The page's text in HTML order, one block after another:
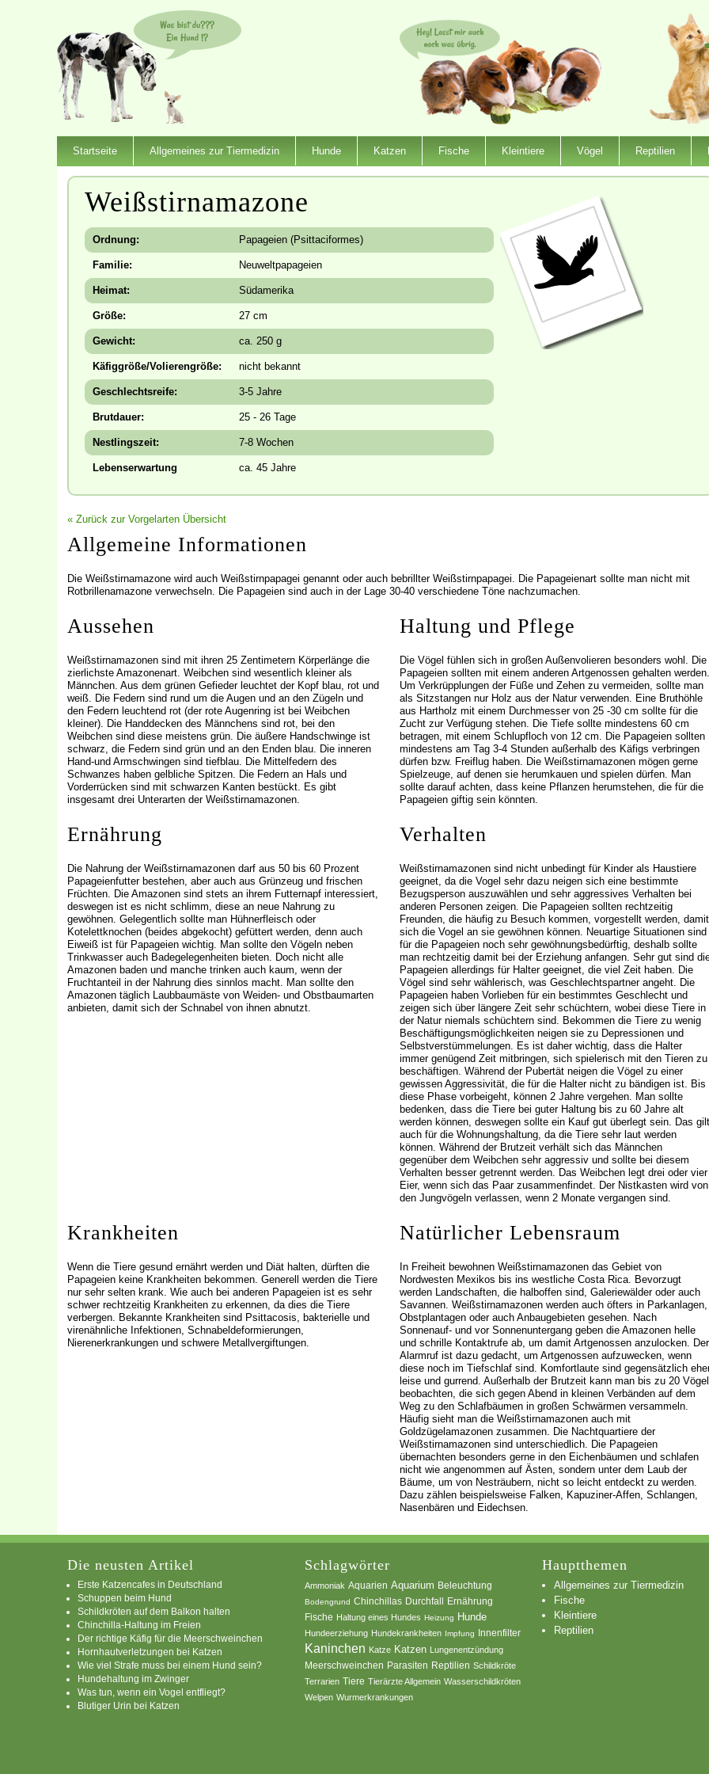
Startseite Allgemeines zur Tiermedizin Hunde Katzen Fische Kleintiere Vögel Reptilien
Weißstirnamazone
Ordnung: Papageien (Psittaciformes)
Familie: Neuweltpapageien
Heimat: Südamerika
Größe: 27 cm
Gewicht: ca. 250 g
Käfiggröße/Volierengröße: nicht bekannt
Geschlechtsreife: 3-5 Jahre
Brutdauer: 25 - 26 Tage
Nestlingszeit: 7-8 Wochen
Lebenserwartung ca. 45 Jahre
« Zurück zur Vorgelarten Übersicht
Allgemeine Informationen
Die Weißstirnamazone wird auch Weißstirnpapagei genannt oder auch bebrillter Weißstirnpapagei. Die Papageienart sollte man nicht mit
Rotbrillenamazone verwechseln. Die Papageien sind auch in der Lage 30-40 verschiedene Töne nachzumachen.
Aussehen
Weißstirnamazonen sind mit ihren 25 Zentimetern Körperlänge die
zierlichste Amazonenart. Weibchen sind wesentlich kleiner als
Männchen. Aus dem grünen Gefieder leuchtet der Kopf blau, rot und
weiß. Die Federn sind rund um die Augen und an den Zügeln und
den Federn leuchtend rot (der rote Augenring ist bei Weibchen
kleiner). Die Handdecken des Männchens sind rot, bei den
Weibchen sind diese meistens grün. Die äußere Handschwinge ist
schwarz, die Federn sind grün und an den Enden blau. Die inneren
Hand-und Armschwingen sind tiefblau. Die Mittelfedern des
Schwanzes haben gelbliche Spitzen. Die Federn an Hals und
Vorderrücken sind mit schwarzen Kanten bestückt. Es gibt
insgesamt drei Unterarten der Weißstirnamazonen.
Haltung und Pflege
Die Vögel fühlen sich in großen Außenvolieren besonders wohl. Die
Papageien sollten mit einem anderen Artgenossen gehalten werden.
Um Verkrüpplungen der Füße und Zehen zu vermeiden, sollte man
als Sitzstangen nur Holz aus der Natur verwenden. Eine Bruthöhle
aus Hartholz mit einem Durchmesser von 25 -30 cm sollte für die
Zucht zur Verfügung stehen. Die Tiefe sollte mindestens 60 cm
betragen, mit einem Schlupfloch von 12 cm. Die Papageien sollten
mindestens am Tag 3-4 Stunden außerhalb des Käfigs verbringen
dürfen bzw. Freiflug haben. Die Weißstirnamazonen mögen gerne
Spielzeuge, auf denen sie herumkauen und spielen dürfen. Man
sollte darauf achten, dass keine Pflanzen herumstehen, die für die
Papageien giftig sein könnten.
Ernährung
Die Nahrung der Weißstirnamazonen darf aus 50 bis 60 Prozent
Papageienfutter bestehen, aber auch aus Grünzeug und frischen
Früchten. Die Amazonen sind stets an ihrem Futternapf interessiert,
deswegen ist es nicht schlimm, diese an neue Nahrung zu
gewöhnen. Gelegentlich sollte man Hühnerfleisch oder
Kotelettknochen (beides abgekocht) gefüttert werden, denn auch
Eiweiß ist für Papageien wichtig. Man sollte den Vögeln neben
Trinkwasser auch Badegelegenheiten bieten. Doch nicht alle
Amazonen baden und manche trinken auch kaum, wenn der
Fruchtanteil in der Nahrung dies sinnlos macht. Man sollte den
Amazonen täglich Laubbaumäste von Weiden- und Obstbaumarten
anbieten, damit sich der Schnabel von ihnen abnutzt.
Verhalten
Weißstirnamazonen sind nicht unbedingt für Kinder als Haustiere
geeignet, da die Vogel sehr dazu neigen sich eine bestimmte
Bezugsperson auszuwählen und sehr aggressives Verhalten bei
anderen Personen zeigen. Die Papageien sollten rechtzeitig
Freunden, die häufig zu Besuch kommen, vorgestellt werden, damit
sich die Vogel an sie gewöhnen können. Neuartige Situationen sind
für die Papageien noch sehr gewöhnungsbedürftig, deshalb sollte
man rechtzeitig damit bei der Erziehung anfangen. Sehr gut sind
Papageien allerdings für Halter geeignet, die viel Zeit haben. Die
Vögel sind sehr wählerisch, was Geschlechtspartner angeht. Die
Papageien haben Vorlieben für ein bestimmtes Geschlecht und
zeigen sich über längere Zeit sehr schüchtern, wobei diese Tiere in
der Natur niemals schüchtern sind. Bekommen die Tiere zu wenig
Beschäftigungsmöglichkeiten neigen sie zu Depressionen und
Selbstverstümmelungen. Es ist daher wichtig, dass die Halter
immer genügend Zeit mitbringen, sich spielerisch mit den Tieren zu
beschäftigen. Während der Pubertät neigen die Vögel zu einer
gewissen Aggressivität, die für die Halter nicht zu bändigen ist. Bis
diese Phase vorbeigeht, können 2 Jahre vergehen. Man sollte
bedenken, dass die Tiere bei guter Haltung bis zu 60 Jahre alt
werden können, deswegen sollte ein Kauf gut überlegt sein. Das gilt
auch für die Wohnungshaltung, da die Tiere sehr laut werden
können. Während der Brutzeit verhält sich das Männchen
gegenüber dem Weibchen sehr aggressiv und sollte bei diesem
Verhalten besser getrennt werden. Das Weibchen legt drei oder vier
Eier, wenn sich das Paar zusammenfindet. Der Nistkasten wird von
den Jungvögeln verlassen, wenn 2 Monate vergangen sind.
Krankheiten
Wenn die Tiere gesund ernährt werden und Diät halten, dürften die
Papageien keine Krankheiten bekommen. Generell werden die Tiere
nur sehr selten krank. Wie auch bei anderen Papageien ist es sehr
schwer rechtzeitig Krankheiten zu erkennen, da dies die Tiere
verbergen. Bekannte Krankheiten sind Psittacosis, bakterielle und
virenähnliche Infektionen, Schnabeldeformierungen,
Nierenerkrankungen und schwere Metallvergiftungen.
Natürlicher Lebensraum
In Freiheit bewohnen Weißstirnamazonen das Gebiet von
Nordwesten Mexikos bis ins westliche Costa Rica. Bevorzugt
werden Landschaften, die halboffen sind, Galeriewälder oder auch
Savannen. Weißstirnamazonen werden auch öfters in Parkanlagen,
Obstplantagen oder auch Anbaugebieten gesehen. Nach
Sonnenauf- und vor Sonnenuntergang geben die Amazonen helle
und schrille Kontaktrufe ab, um damit Artgenossen anzulocken. Der
Alarmruf ist dazu gedacht, um Artgenossen aufzuwecken, wenn
diese noch im Tiefschlaf sind. Komfortlaute sind gegensätzlich
leise und gurrend. Außerhalb der Brutzeit kann man bis zu 20 Vögel
beobachten, die sich gegen Abend in kleinen Verbänden auf dem
Weg zu den Schlafbäumen in großen Schwärmen versammeln.
Häufig sieht man die Weißstirnamazonen auch mit
Goldzügelamazonen zusammen. Die Nachtquartiere der
Weißstirnamazonen sind unterschiedlich. Die Papageien
übernachten besonders gerne in den Eichenbäumen und schlafen
nicht wie angenommen auf Ästen, sondern unter dem Laub der
Bäume, um von Nesträubern, nicht so leicht entdeckt zu werden.
Dazu zählen beispielsweise Falken, Kapuziner-Affen, Schlangen,
Nasenbären und Eidechsen.
Die neusten Artikel
Erste Katzencafes in Deutschland
Schuppen beim Hund
Schildkröten auf dem Balkon halten
Chinchilla-Haltung im Freien
Der richtige Käfig für die Meerschweinchen
Hornhautverletzungen bei Katzen
Wie viel Strafe muss bei einem Hund sein?
Hundehaltung im Zwinger
Was tun, wenn ein Vogel entfliegt?
Blutiger Urin bei Katzen
Schlagwörter
Ammoniak Aquarien Aquarium Beleuchtung
Bodengrund Chinchillas Durchfall Ernährung
Fische Haltung eines Hundes Heizung Hunde
Hundeerziehung Hundekrankheiten Impfung Innenfilter
Kaninchen Katze Katzen Lungenentzündung
Meerschweinchen Parasiten Reptilien Schildkröte
Terrarien Tiere Tierärzte Allgemein Wasserschildkröten
Welpen Wurmerkrankungen
Hauptthemen
Allgemeines zur Tiermedizin
Fische
Kleintiere
Reptilien